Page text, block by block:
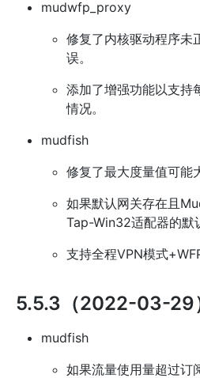
mudwfp_proxy
修复了内核驱动程序未
误。
添加了增强功能以支持
情况。
mudfish
修复了最大度量值可能
如果默认网关存在且
Tap-Win32适配器的默
支持全程VPN模式
5.5.3（2022-03-29
mudfish
如果流量使用量超过订